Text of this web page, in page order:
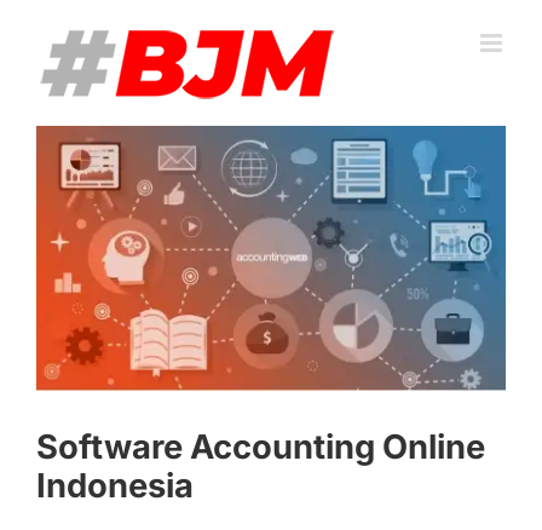
content
View
Larger
Image
Software Accounting Online
Indonesia